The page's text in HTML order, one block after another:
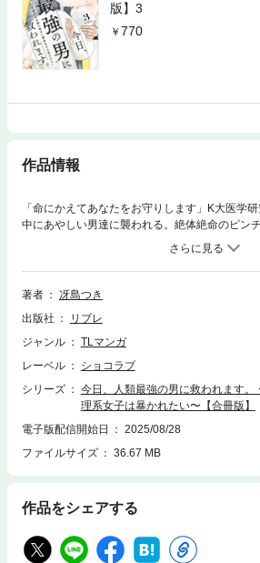
版】3
770
作品情報
「命にかえてあなたをお守りします」K大医学
中にあやしい男達に襲われる。絶体絶命のピン
虎と名乗る圧倒的に強い男。将虎は有紗を保護
腕ボディガードでいきなり共同生活がはじま
お風呂から寝るときまで戦うイケメンと一緒っ
なことも含まれるんですか!?ハードボイルドで
しちゃう…っ！人類最強の男×狙われた理系女子
マティック・ラブ！※本書には電子配信中の「【
い〜」（1）〜（6）と、描き下ろし4Pが収録さ
著者
冴島つき
出版社
リブレ
ジャンル
TLマンガ
レーベル
ショコラブ
シリーズ
今日、人類最強の男に救われます。
理系女子は暴かれたい〜【合冊版】
電子版配信開始日
2025/08/28
ファイルサイズ
36.67 MB
作品をシェアする